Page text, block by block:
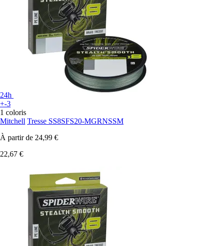
24h
+-3
1 coloris
Mitchell Tresse SS8SFS20-MGRNSSM
À partir de 24,99 €
22,67 €